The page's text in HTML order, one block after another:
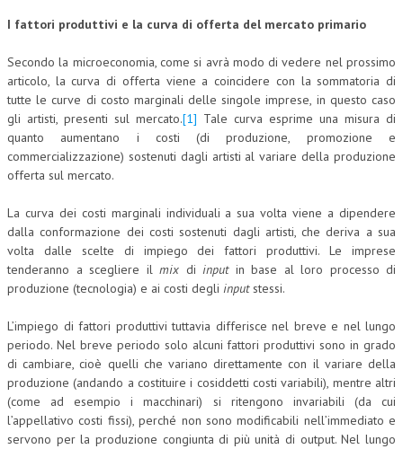
ARCHIVIO CORSI 2015
DIVENTA SOCIO
BROCHURE CE.S.E.D.
LA RIVISTA
LA RIVISTA
COMITATO EDITORIALE
REDAZIONE
CODICE ETICO
AUTORI
COLLABORA CON NOI
ECONOMIA
I fattori produttivi e la curva di offerta del mercato primario
Secondo la microeconomia, come si avrà modo di vedere nel prossimo
articolo, la curva di offerta viene a coincidere con la sommatoria di
tutte le curve di costo marginali delle singole imprese, in questo caso
gli artisti, presenti sul mercato.[1] Tale curva esprime una misura di
quanto aumentano i costi (di produzione, promozione e
commercializzazione) sostenuti dagli artisti al variare della produzione
offerta sul mercato.
La curva dei costi marginali individuali a sua volta viene a dipendere
dalla conformazione dei costi sostenuti dagli artisti, che deriva a sua
volta dalle scelte di impiego dei fattori produttivi. Le imprese
tenderanno a scegliere il mix di inputin base al loro processo di
produzione (tecnologia) e ai costi degli inputstessi.
L’impiego di fattori produttivi tuttavia differisce nel breve e nel lungo
periodo. Nel breve periodo solo alcuni fattori produttivi sono in grado
di cambiare, cioè quelli che variano direttamente con il variare della
produzione (andando a costituire i cosiddetti costi variabili), mentre altri
(come ad esempio i macchinari) si ritengono invariabili (da cui
l’appellativo costi fissi), perché non sono modificabili nell’immediato e
servono per la produzione congiunta di più unità di output. Nel lungo